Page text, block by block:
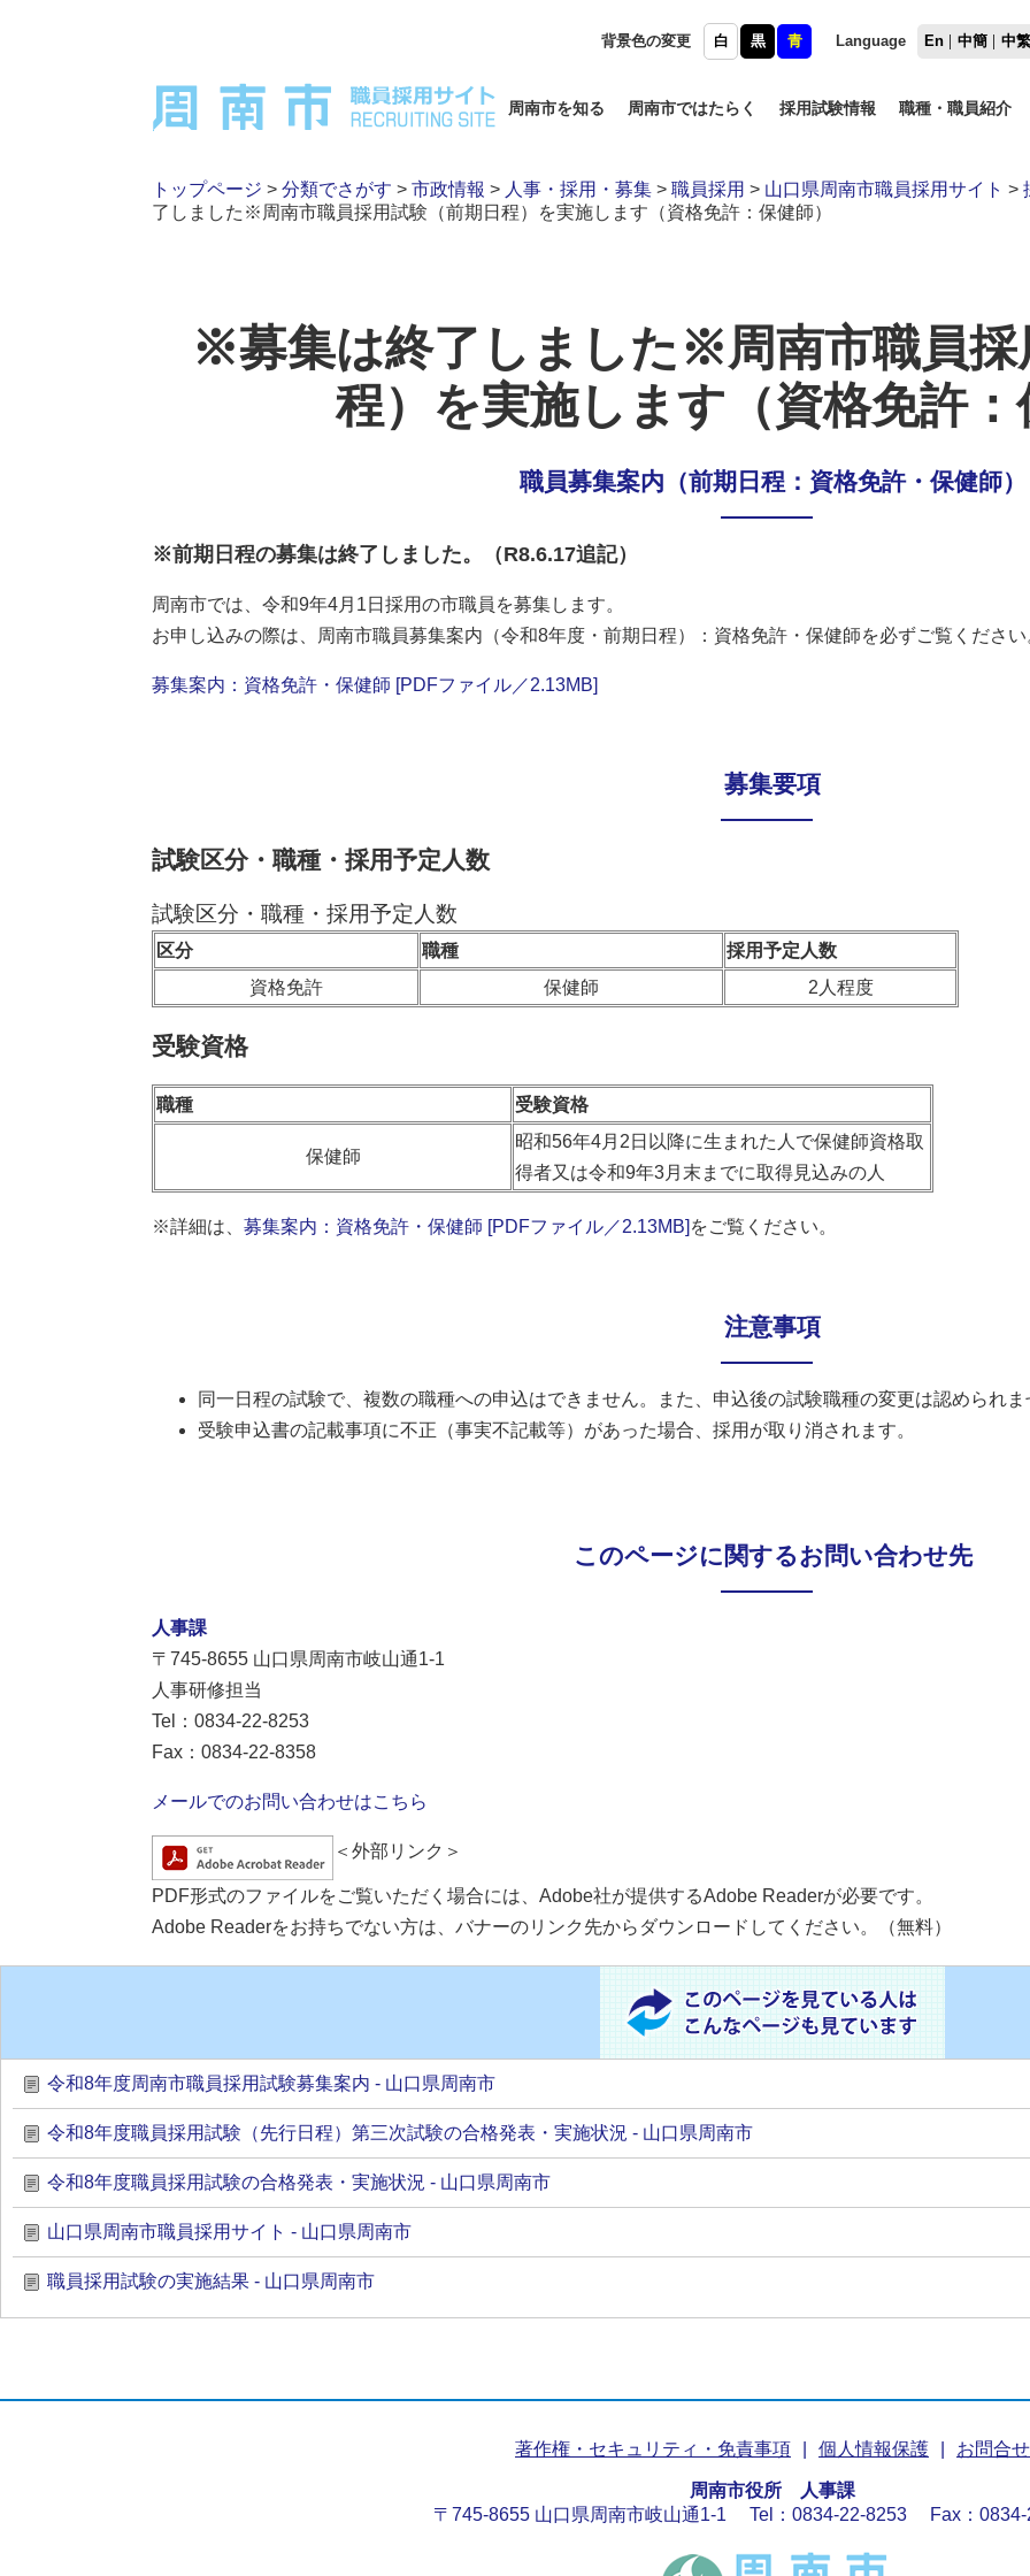
背景色の変更 白 黒 青 Language En 中簡 中繁
周南市を知る 周南市ではたらく 採用試験情報 職種・職員紹介
トップページ > 分類でさがす > 市政情報 > 人事・採用・募集 > 職員採用 > 山口県周南市職員採用サイト >
了しました※周南市職員採用試験（前期日程）を実施します（資格免許：保健師）
※募集は終了しました※周南市職員採
程）を実施します（資格免許：
職員募集案内（前期日程：資格免許・保健師）
※前期日程の募集は終了しました。（R8.6.17追記）
周南市では、令和9年4月1日採用の市職員を募集します。
お申し込みの際は、周南市職員募集案内（令和8年度・前期日程）：資格免許・保健師を必ずご覧ください
募集案内：資格免許・保健師 [PDFファイル／2.13MB]
募集要項
試験区分・職種・採用予定人数
試験区分・職種・採用予定人数
区分 職種
採用予定人数
資格免許
保健師 2人程度
受験資格
職種 受験資格
保健師
昭和56年4月2日以降に生まれた人で保健師資格取
得者又は令和9年3月末までに取得見込みの人
※詳細は、 募集案内：資格免許・保健師 [PDFファイル／2.13MB] をご覧ください。
注意事項
同一日程の試験で、複数の職種への申込はできません。また、申込後の試験職種の変更は認められま
受験申込書の記載事項に不正（事実不記載等）があった場合、採用が取り消されます。
このページに関するお問い合わせ先
人事課
〒745-8655 山口県周南市岐山通1-1
人事研修担当
Tel：0834-22-8253
Fax：0834-22-8358
メールでのお問い合わせはこちら
＜外部リンク＞
PDF形式のファイルをご覧いただく場合には、Adobe社が提供するAdobe Readerが必要です。
Adobe Readerをお持ちでない方は、バナーのリンク先からダウンロードしてください。（無料）
令和8年度周南市職員採用試験募集案内 - 山口県周南市
令和8年度職員採用試験（先行日程）第三次試験の合格発表・実施状況 - 山口県周南市
令和8年度職員採用試験の合格発表・実施状況 - 山口県周南市
山口県周南市職員採用サイト - 山口県周南市
職員採用試験の実施結果 - 山口県周南市
著作権・セキュリティ・免責事項 個人情報保護 お問合せ
周南市役所 人事課
〒745-8655 山口県周南市岐山通1-1
Tel：0834-22-8253 Fax：